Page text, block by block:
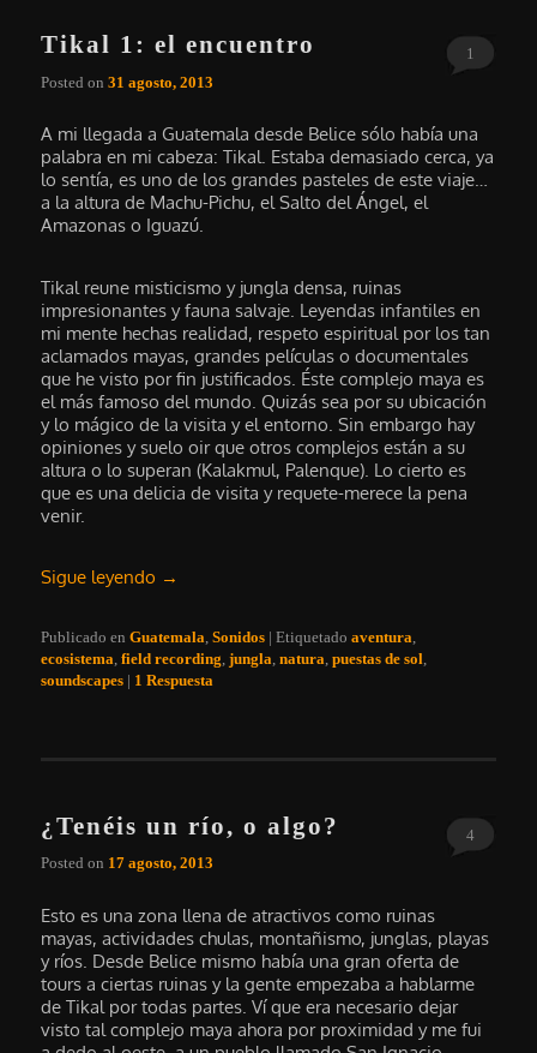
Tikal 1: el encuentro
Posted on31 agosto, 2013
1
A mi llegada a Guatemala desde Belice sólo había una
palabra en mi cabeza: Tikal. Estaba demasiado cerca, ya
lo sentía, es uno de los grandes pasteles de este viaje…
a la altura de Machu-Pichu, el Salto del Ángel, el
Amazonas o Iguazú.
Tikal reune misticismo y jungla densa, ruinas
impresionantes y fauna salvaje. Leyendas infantiles en
mi mente hechas realidad, respeto espiritual por los tan
aclamados mayas, grandes películas o documentales
que he visto por fin justificados. Éste complejo maya es
el más famoso del mundo. Quizás sea por su ubicación
y lo mágico de la visita y el entorno. Sin embargo hay
opiniones y suelo oir que otros complejos están a su
altura o lo superan (Kalakmul, Palenque). Lo cierto es
que es una delicia de visita y requete-merece la pena
venir.
Sigue leyendo →
Publicado en Guatemala,Sonidos |Etiquetado aventura,
ecosistema,field recording,jungla,natura,puestas de sol,
soundscapes | 1 Respuesta
¿Tenéis un río, o algo?
Posted on 17 agosto, 2013
4
Esto es una zona llena de atractivos como ruinas
mayas, actividades chulas, montañismo, junglas, playas
y ríos. Desde Belice mismo había una gran oferta de
tours a ciertas ruinas y la gente empezaba a hablarme
de Tikal por todas partes. Ví que era necesario dejar
visto tal complejo maya ahora por proximidad y me fui